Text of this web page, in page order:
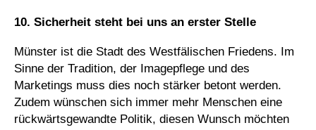
10. Sicherheit steht bei uns an erster Stelle
Münster ist die Stadt des Westfälischen Friedens. Im
Sinne der Tradition, der Imagepflege und des
Marketings muss dies noch stärker betont werden.
Zudem wünschen sich immer mehr Menschen eine
rückwärtsgewandte Politik, diesen Wunsch möchten